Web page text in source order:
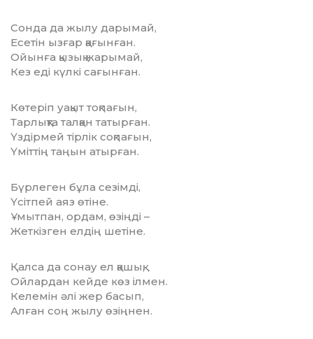
Сонда да жылу дарымай,
Есетін ызғар қағынған.
Ойынға қызық жарымай,
Кез еді күлкі сағынған.
Көтеріп уақыт тоқпағын,
Тарлықта талқан татырған.
Үздірмей тірлік соқпағын,
Үміттің таңын атырған.
Бүрлеген бұла сезімді,
Үсітпей аяз өтіне.
Ұмытпан, ордам, өзіңді –
Жеткізген елдің шетіне.
Қалса да сонау ел қашық,
Ойлардан кейде көз ілмен.
Келемін әлі жер басып,
Алған соң жылу өзіңнен.